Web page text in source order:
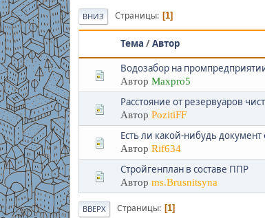
ВНИЗ Страницы 1
Тема /Автор
Водозабор на
Автор Maxpro5
Расстояние от резервуаров
Автор PozitiFF
Есть ли какой-нибудь
Автор Rif634
Стройгенплан в составе ППР
Автор ms.Brusnitsyna
ВВЕРХ Страницы 1